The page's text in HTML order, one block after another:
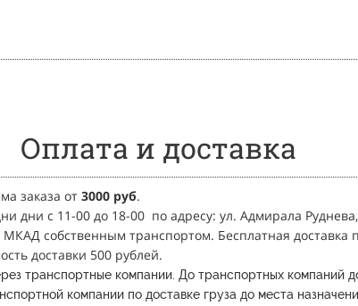
Оплата и доставка
заказа от 3000 руб.
дни с 11-00 до 18-00 по адресу: ул. Адмирала
МКАД собственным транспортом. Бесплатная доставка
доставки 500 рублей.
транспортные компании. До транспортных компаний
компании по доставке груза до места